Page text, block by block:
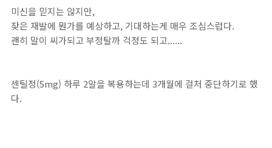
미신을 믿지는 않지만,
잦은 재발에 뭔가를 예상하고, 기대하는게 매우 조심스럽다.
괜히 말이 씨가되고 부정탈까 걱정도 되고......
센틸정(5mg) 하루 2알을 복용하는데 3개월에 걸처 중단하기로 했
다.